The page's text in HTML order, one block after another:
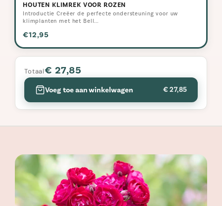
HOUTEN KLIMREK VOOR ROZEN
Introductie Creëer de perfecte ondersteuning voor uw
klimplanten met het Bell...
€12,95
Totaal€ 27,85
Voeg toe aan winkelwagen € 27,85